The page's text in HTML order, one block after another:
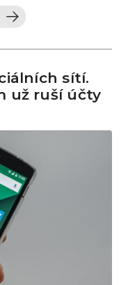
sítí.
už ruší účty